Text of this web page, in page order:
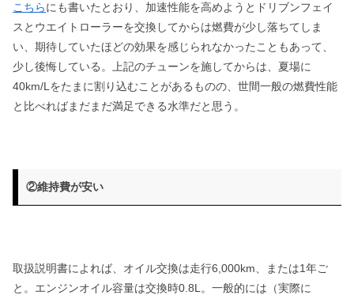
こちらにも書いたとおり、加速性能を高めようとドリブンフェイ
スとウエイトローラーを交換してからは燃費が少し落ちてしま
い、期待していたほどの効果を感じられなかったこともあって、
少し後悔している。上記のチューンを施してからは、夏場に
40km/Lをたまに割り込むことがあるものの、世間一般の燃費性能
と比べればまだまだ満足できる水準だと思う。
②維持費が安い
取扱説明書によれば、オイル交換は走行6,000km、または1年ご
と。エンジンオイル容量は交換時0.8L。一般的には（実際に